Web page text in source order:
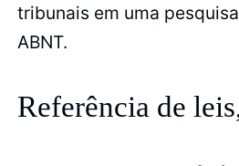
tribunais em uma
ABNT.
Referência de